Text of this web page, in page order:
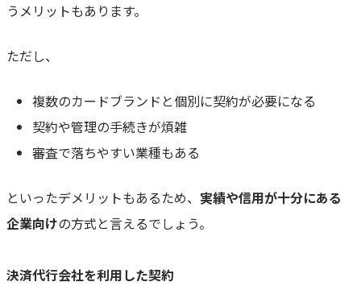
うメリットもあります。
ただし、
複数のカードブランドと個別に契約が必要になる
契約や管理の手続きが煩雑
審査で落ちやすい業種もある
といったデメリットもあるため、 実績や信用が十分にある
企業向けの方式と言えるでしょう。
決済代行会社を利用した契約